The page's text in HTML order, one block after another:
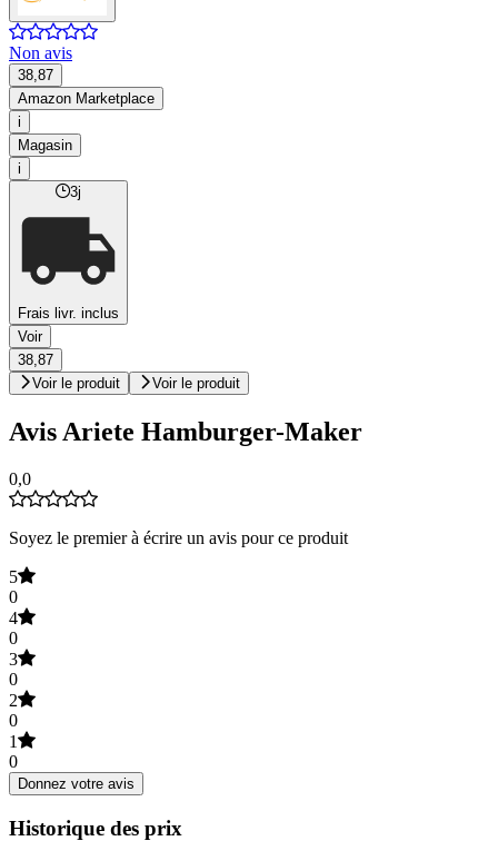
Non avis
38,87
Amazon Marketplace
i
Magasin
i
3j
Frais livr. inclus
Voir
38,87
Voir le produit
Voir le produit
Avis Ariete Hamburger-Maker
0,0
Soyez le premier à écrire un avis pour ce produit
5
0
4
0
3
0
2
0
1
0
Donnez votre avis
Historique des prix